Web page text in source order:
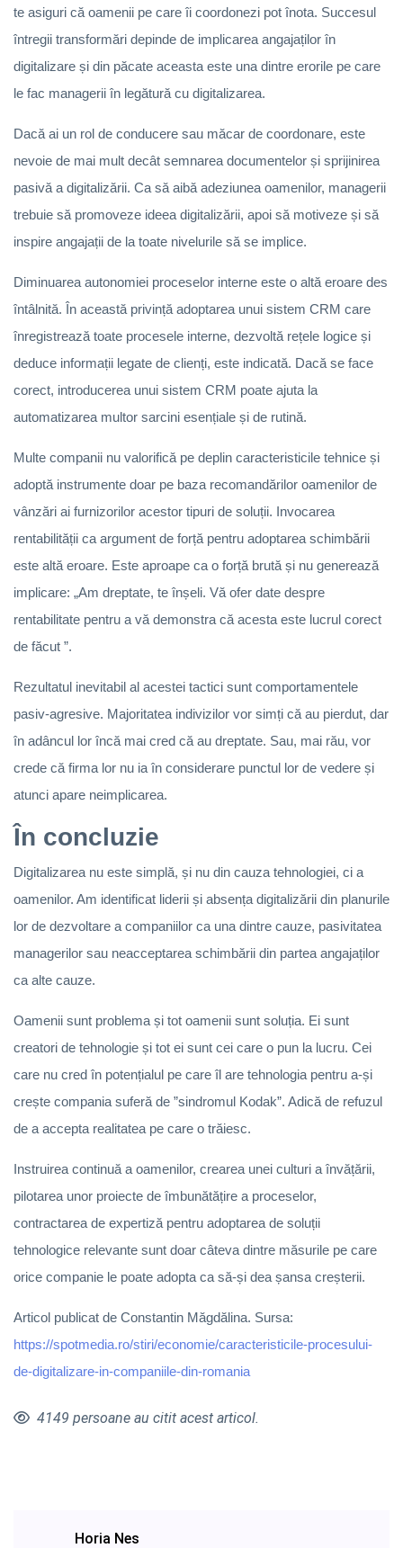
te asiguri că oamenii pe care îi coordonezi pot înota. Succesul
întregii transformări depinde de implicarea angajaților în
digitalizare și din păcate aceasta este una dintre erorile pe care
le fac managerii în legătură cu digitalizarea.
Dacă ai un rol de conducere sau măcar de coordonare, este
nevoie de mai mult decât semnarea documentelor și sprijinirea
pasivă a digitalizării. Ca să aibă adeziunea oamenilor, managerii
trebuie să promoveze ideea digitalizării, apoi să motiveze și să
inspire angajații de la toate nivelurile să se implice.
Diminuarea autonomiei proceselor interne este o altă eroare des
întâlnită. În această privință adoptarea unui sistem CRM care
înregistrează toate procesele interne, dezvoltă rețele logice și
deduce informații legate de clienți, este indicată. Dacă se face
corect, introducerea unui sistem CRM poate ajuta la
automatizarea multor sarcini esențiale și de rutină.
Multe companii nu valorifică pe deplin caracteristicile tehnice și
adoptă instrumente doar pe baza recomandărilor oamenilor de
vânzări ai furnizorilor acestor tipuri de soluții. Invocarea
rentabilității ca argument de forță pentru adoptarea schimbării
este altă eroare. Este aproape ca o forță brută și nu generează
implicare: „Am dreptate, te înșeli. Vă ofer date despre
rentabilitate pentru a vă demonstra că acesta este lucrul corect
de făcut ”.
Rezultatul inevitabil al acestei tactici sunt comportamentele
pasiv-agresive. Majoritatea indivizilor vor simți că au pierdut, dar
în adâncul lor încă mai cred că au dreptate. Sau, mai rău, vor
crede că firma lor nu ia în considerare punctul lor de vedere și
atunci apare neimplicarea.
În concluzie
Digitalizarea nu este simplă, și nu din cauza tehnologiei, ci a
oamenilor. Am identificat liderii și absența digitalizării din planurile
lor de dezvoltare a companiilor ca una dintre cauze, pasivitatea
managerilor sau neacceptarea schimbării din partea angajaților
ca alte cauze.
Oamenii sunt problema și tot oamenii sunt soluția. Ei sunt
creatori de tehnologie și tot ei sunt cei care o pun la lucru. Cei
care nu cred în potențialul pe care îl are tehnologia pentru a-și
crește compania suferă de ”sindromul Kodak”. Adică de refuzul
de a accepta realitatea pe care o trăiesc.
Instruirea continuă a oamenilor, crearea unei culturi a învățării,
pilotarea unor proiecte de îmbunătățire a proceselor,
contractarea de expertiză pentru adoptarea de soluții
tehnologice relevante sunt doar câteva dintre măsurile pe care
orice companie le poate adopta ca să-și dea șansa creșterii.
Articol publicat de Constantin Măgdălina. Sursa:
https://spotmedia.ro/stiri/economie/caracteristicile-procesului-
de-digitalizare-in-companiile-din-romania
4149 persoane au citit acest articol.
Horia Nes